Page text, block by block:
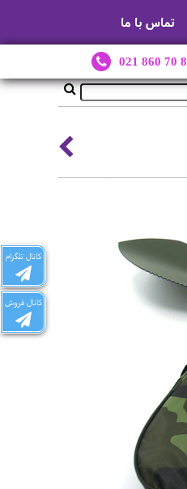
تماس با ما
021 860 70
کانال تلگرام
کانال فروش